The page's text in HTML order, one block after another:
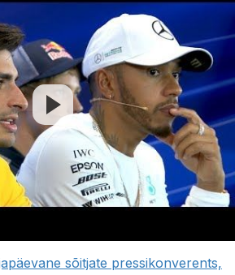
sõitjate pressikonverents,